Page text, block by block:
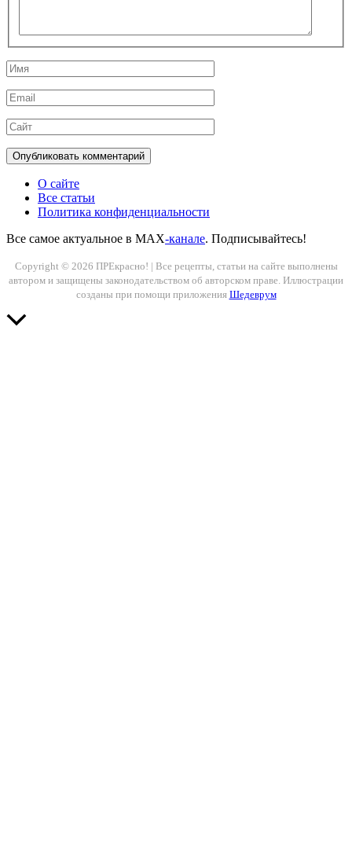
Имя
Email
Сайт
О сайте
Все статьи
Политика конфиденциальности
Все самое актуальное в MAX-канале. Подписывайтесь!
Copyright © 2026 ПРЕкрасно! | Все рецепты, статьи на сайте выполнены
автором и защищены законодательством об авторском праве. Иллюстрации
созданы при помощи приложения Шедеврум